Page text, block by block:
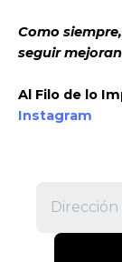
Como
seguir
Al Filo de lo
Instagram